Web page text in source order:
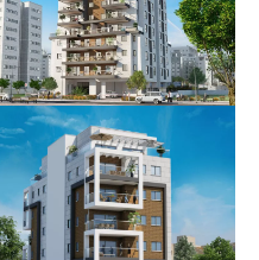
קטה בכפר גנים |
בית יהלום
אוכלס
נוה עוז הירוקה
אוכלס